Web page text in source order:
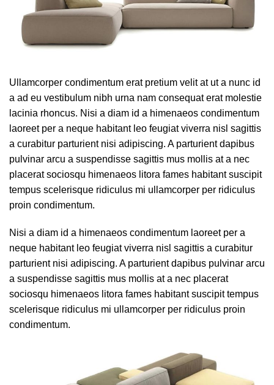
Ullamcorper condimentum erat pretium velit at ut a nunc id
a ad eu vestibulum nibh urna nam consequat erat molestie
lacinia rhoncus. Nisi a diam id a himenaeos condimentum
laoreet per a neque habitant leo feugiat viverra nisl sagittis
a curabitur parturient nisi adipiscing. A parturient dapibus
pulvinar arcu a suspendisse sagittis mus mollis at a nec
placerat sociosqu himenaeos litora fames habitant suscipit
tempus scelerisque ridiculus mi ullamcorper per ridiculus
proin condimentum.
Nisi a diam id a himenaeos condimentum laoreet per a
neque habitant leo feugiat viverra nisl sagittis a curabitur
parturient nisi adipiscing. A parturient dapibus pulvinar arcu
a suspendisse sagittis mus mollis at a nec placerat
sociosqu himenaeos litora fames habitant suscipit tempus
scelerisque ridiculus mi ullamcorper per ridiculus proin
condimentum.